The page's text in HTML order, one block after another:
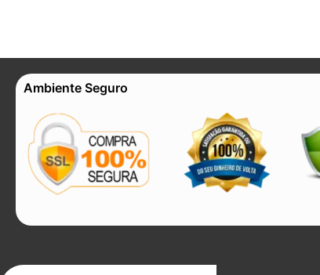
Ambiente Seguro